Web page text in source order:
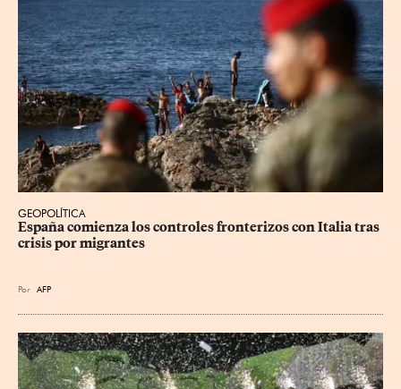
GEOPOLÍTICA
España comienza los controles fronterizos con Italia tras
crisis por migrantes
Por AFP